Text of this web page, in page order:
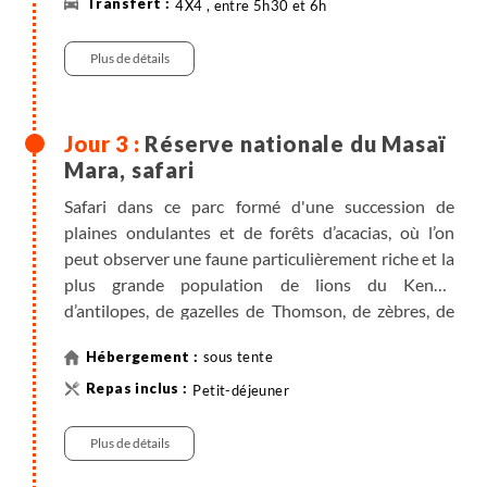
Nuit sous tente.
section extérieure, où les Masaïs peuvent pénétrer
et faire paître leur bétail, et le sanctuaire intérieur de
518 km² où aucune intrusion n'est permise.
4X4 , entre 5h30 et 6h
Plus de détails
Réserve nationale du Masaï
Mara, safari
Safari dans ce parc formé d'une succession de
plaines ondulantes et de forêts d’acacias, où l’on
peut observer une faune particulièrement riche et la
plus grande population de lions du Kenya,
d’antilopes, de gazelles de Thomson, de zèbres, de
D’août à novembre, les gnous rejoignent par
l’influence climatique du lac Victoria les plaines sont
vertes et c’est cette petite herbe tendre qui attire les
sous tente
Petit-déjeuner
Plus de détails